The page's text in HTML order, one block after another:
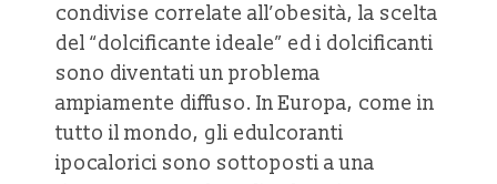
condivise correlate all’obesità, la scelta
del “dolcificante ideale” ed i dolcificanti
sono diventati un problema
ampiamente diffuso. In Europa, come in
tutto il mondo, gli edulcoranti
ipocalorici sono sottoposti a una